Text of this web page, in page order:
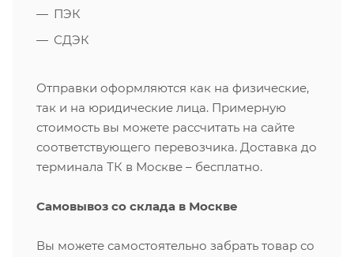
ПЭК
СДЭК
Отправки оформляются как на физические,
так и на юридические лица. Примерную
стоимость вы можете рассчитать на сайте
соответствующего перевозчика. Доставка до
терминала ТК в Москве – бесплатно.
Самовывоз со склада в Москве
Вы можете самостоятельно забрать товар со